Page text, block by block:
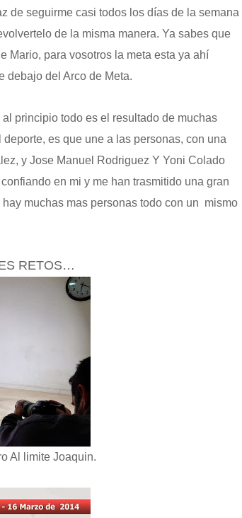
de seguirme casi todos los días de la semana
de la misma manera. Ya sabes que
Mario, para vosotros la meta esta ya ahí
debajo del Arco de Meta.
principio todo es el resultado de muchas
es que une a las personas, con una
y Jose Manuel Rodriguez Y Yoni Colado
en mi y me han trasmitido una gran
muchas mas personas todo con un mismo
RETOS…
Al limite Joaquin.